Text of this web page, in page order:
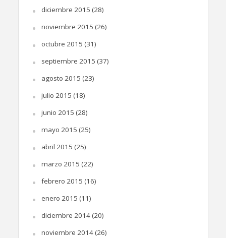
diciembre 2015 (28)
noviembre 2015 (26)
octubre 2015 (31)
septiembre 2015 (37)
agosto 2015 (23)
julio 2015 (18)
junio 2015 (28)
mayo 2015 (25)
abril 2015 (25)
marzo 2015 (22)
febrero 2015 (16)
enero 2015 (11)
diciembre 2014(20)
noviembre 2014(26)